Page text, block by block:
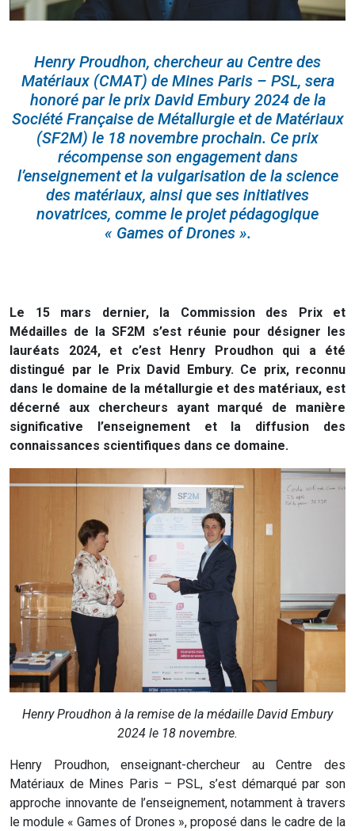
Henry Proudhon, chercheur au Centre des
Matériaux (CMAT) de Mines Paris – PSL, sera
honoré par le prix David Embury 2024 de la
Société Française de Métallurgie et de Matériaux
(SF2M) le 18 novembre prochain. Ce prix
récompense son engagement dans
l’enseignement et la vulgarisation de la science
des matériaux, ainsi que ses initiatives
novatrices, comme le projet pédagogique
« Games of Drones ».
Le 15 mars dernier, la Commission des Prix et
Médailles de la SF2M s’est réunie pour désigner les
lauréats 2024, et c’est Henry Proudhon qui a été
distingué par le Prix David Embury. Ce prix, reconnu
dans le domaine de la métallurgie et des matériaux, est
décerné aux chercheurs ayant marqué de manière
significative l’enseignement et la diffusion des
connaissances scientifiques dans ce domaine.
Henry Proudhon à la remise de la médaille David Embury
2024 le 18 novembre.
Henry Proudhon, enseignant-chercheur au Centre des
Matériaux de Mines Paris – PSL, s’est démarqué par son
approche innovante de l’enseignement, notamment à travers
le module « Games of Drones », proposé dans le cadre de la